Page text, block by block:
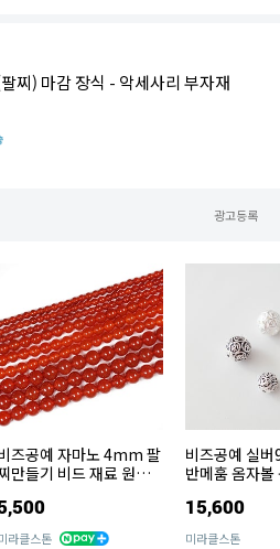
찌) 마감 장식 - 악세사리 부자재
광고등록
즈공예 자마노 4mm 팔
만들기 비드 재료 원석
라클스톤
비즈공예 실
반메훔 옴자볼
mm
15,600
미라클스톤